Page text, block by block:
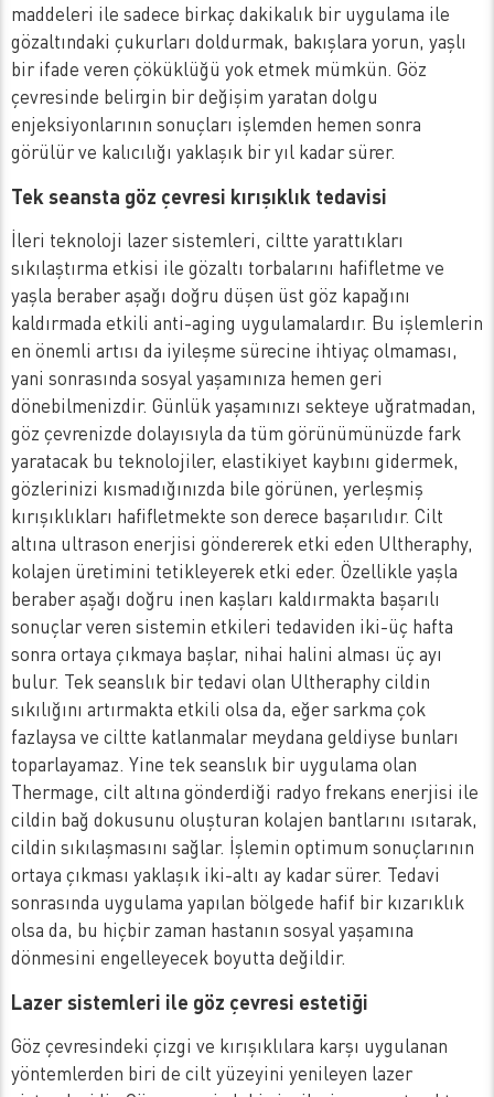
maddeleri ile sadece birkaç dakikalık bir uygulama ile
gözaltındaki çukurları doldurmak, bakışlara yorun, yaşlı
bir ifade veren çöküklüğü yok etmek mümkün. Göz
çevresinde belirgin bir değişim yaratan dolgu
enjeksiyonlarının sonuçları işlemden hemen sonra
görülür ve kalıcılığı yaklaşık bir yıl kadar sürer.
Tek seansta göz çevresi kırışıklık tedavisi
İleri teknoloji lazer sistemleri, ciltte yarattıkları
sıkılaştırma etkisi ile gözaltı torbalarını hafifletme ve
yaşla beraber aşağı doğru düşen üst göz kapağını
kaldırmada etkili anti-aging uygulamalardır. Bu işlemlerin
en önemli artısı da iyileşme sürecine ihtiyaç olmaması,
yani sonrasında sosyal yaşamınıza hemen geri
dönebilmenizdir. Günlük yaşamınızı sekteye uğratmadan,
göz çevrenizde dolayısıyla da tüm görünümünüzde fark
yaratacak bu teknolojiler, elastikiyet kaybını gidermek,
gözlerinizi kısmadığınızda bile görünen, yerleşmiş
kırışıklıkları hafifletmekte son derece başarılıdır. Cilt
altına ultrason enerjisi göndererek etki eden Ultheraphy,
kolajen üretimini tetikleyerek etki eder. Özellikle yaşla
beraber aşağı doğru inen kaşları kaldırmakta başarılı
sonuçlar veren sistemin etkileri tedaviden iki-üç hafta
sonra ortaya çıkmaya başlar, nihai halini alması üç ayı
bulur. Tek seanslık bir tedavi olan Ultheraphy cildin
sıkılığını artırmakta etkili olsa da, eğer sarkma çok
fazlaysa ve ciltte katlanmalar meydana geldiyse bunları
toparlayamaz. Yine tek seanslık bir uygulama olan
Thermage, cilt altına gönderdiği radyo frekans enerjisi ile
cildin bağ dokusunu oluşturan kolajen bantlarını ısıtarak,
cildin sıkılaşmasını sağlar. İşlemin optimum sonuçlarının
ortaya çıkması yaklaşık iki-altı ay kadar sürer. Tedavi
sonrasında uygulama yapılan bölgede hafif bir kızarıklık
olsa da, bu hiçbir zaman hastanın sosyal yaşamına
dönmesini engelleyecek boyutta değildir.
Lazer sistemleri ile göz çevresi estetiği
Göz çevresindeki çizgi ve kırışıklılara karşı uygulanan
yöntemlerden biri de cilt yüzeyini yenileyen lazer